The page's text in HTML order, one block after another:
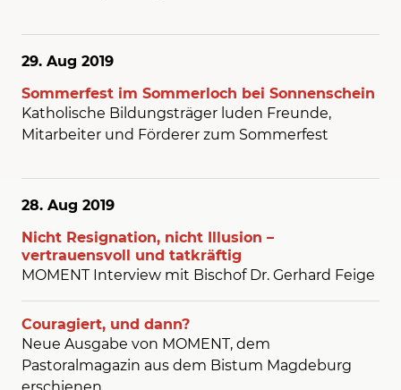
29. Aug 2019
Sommerfest im Sommerloch bei Sonnenschein
Katholische Bildungsträger luden Freunde,
Mitarbeiter und Förderer zum Sommerfest
28. Aug 2019
Nicht Resignation, nicht Illusion –
vertrauensvoll und tatkräftig
MOMENT Interview mit Bischof Dr. Gerhard Feige
Couragiert, und dann?
Neue Ausgabe von MOMENT, dem
Pastoralmagazin aus dem Bistum Magdeburg
erschienen